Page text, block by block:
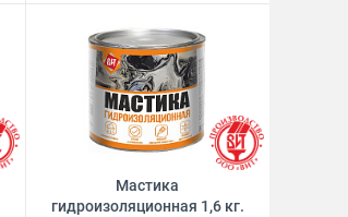
Мастика
гидроизоляционная 1,6 кг.